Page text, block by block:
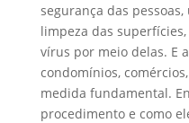
segurança das
limpeza das
vírus por meio delas. E
condomínios,
medida fundamental.
procedimento e como